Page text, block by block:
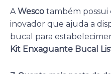
AWesco também possui
inovador que ajuda a
bucal para
Kit Enxaguante Bucal